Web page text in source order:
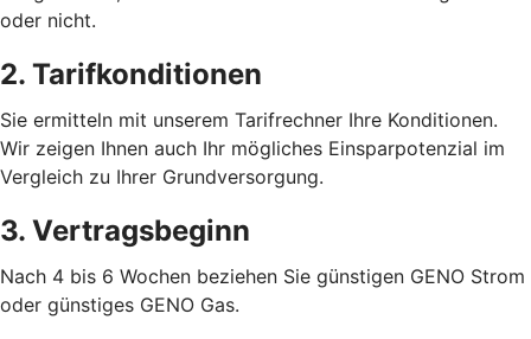
oder nicht.
2. Tarifkonditionen
Sie ermitteln mit unserem Tarifrechner Ihre Konditionen.
Wir zeigen Ihnen auch Ihr mögliches Einsparpotenzial im
Vergleich zu Ihrer Grundversorgung.
3. Vertragsbeginn
Nach 4 bis 6 Wochen beziehen Sie günstigen GENO Strom
oder günstiges GENO Gas.